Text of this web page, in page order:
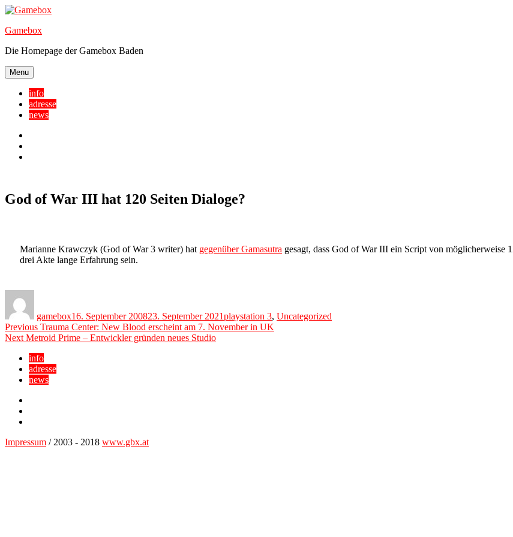
Skip
content
Gamebox
Die Homepage der Gamebox Baden
Menu
info
adresse
news
God of War III hat 120 Seiten Dialoge?
Marianne Krawczyk (God of War 3 writer) hat gegenüber Gamasutra gesagt, dass God of War III ein Script von möglicherweise
drei Akte lange Erfahrung sein.
gamebox16. September 200823. September 2021playstation 3, Uncategorized
Beitragsnavigation
Previous Previous
post:
Trauma Center: New Blood erscheint am 7. November in UK
Next Next
Metroid Prime – Entwickler gründen neues Studio
info
adresse
news
Impressum / 2003 - 2018 www.gbx.at